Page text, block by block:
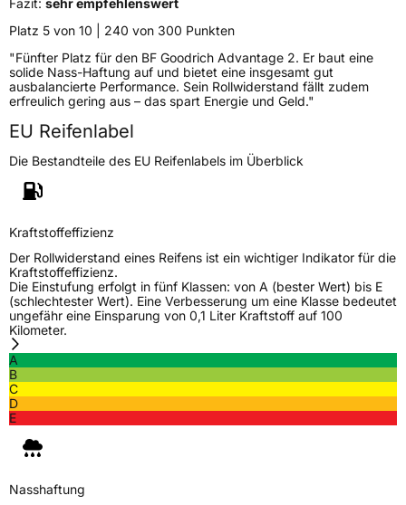
VerstärktXL
EU Label
EffizienzB
NasshaftungA
Rollgeräusch (dB) 70
FahrzeugklasseC1
3PMSF / Schneeflockensymbol / Alpine-SymbolNein
EPREL ID2191458
Allgemeine Produktsicherheit (GPSR)
Herstellerkontakt
Platz 5 von 10 | 240 von 300 Punkten
"Fünfter Platz für den BF Goodrich Advantage 2. Er baut eine
solide Nass-Haftung auf und bietet eine insgesamt gut
ausbalancierte Performance. Sein Rollwiderstand fällt zudem
erfreulich gering aus – das spart Energie und Geld."
EU Reifenlabel
Die Bestandteile des EU Reifenlabels im Überblick
Kraftstoffeffizienz
Der Rollwiderstand eines Reifens ist ein wichtiger Indikator für die
Kraftstoffeffizienz.
Die Einstufung erfolgt in fünf Klassen: von A (bester Wert) bis E
(schlechtester Wert). Eine Verbesserung um eine Klasse bedeutet
ungefähr eine Einsparung von 0,1 Liter Kraftstoff auf 100
Kilometer.
A
B
C
D
E
Nasshaftung